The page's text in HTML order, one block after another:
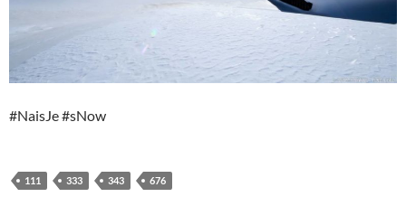
#NaisJe #sNow
111 333 343 676